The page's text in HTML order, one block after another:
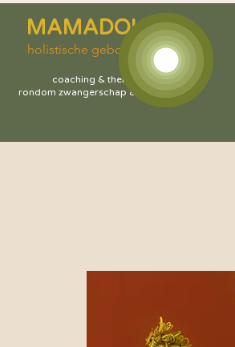
MAMADOULA
holistische geboortezorg
coaching & therapie
rondom zwangerschap & bevalling